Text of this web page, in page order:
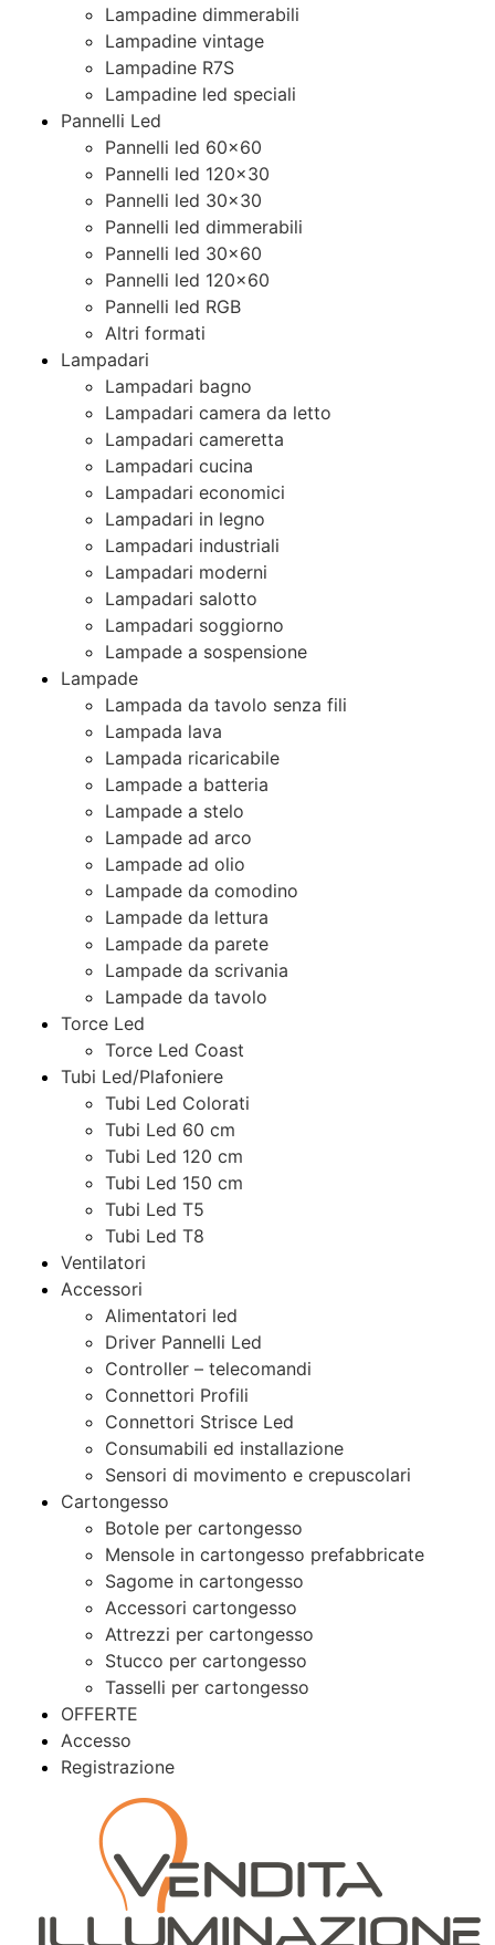
Lampadine dimmerabili
Lampadine vintage
Lampadine R7S
Lampadine led speciali
Pannelli Led
Pannelli led 60×60
Pannelli led 120×30
Pannelli led 30×30
Pannelli led dimmerabili
Pannelli led 30×60
Pannelli led 120×60
Pannelli led RGB
Altri formati
Lampadari
Lampadari bagno
Lampadari camera da letto
Lampadari cameretta
Lampadari cucina
Lampadari economici
Lampadari in legno
Lampadari industriali
Lampadari moderni
Lampadari salotto
Lampadari soggiorno
Lampade a sospensione
Lampade
Lampada da tavolo senza fili
Lampada lava
Lampada ricaricabile
Lampade a batteria
Lampade a stelo
Lampade ad arco
Lampade ad olio
Lampade da comodino
Lampade da lettura
Lampade da parete
Lampade da scrivania
Lampade da tavolo
Torce Led
Torce Led Coast
Tubi Led/Plafoniere
Tubi Led Colorati
Tubi Led 60 cm
Tubi Led 120 cm
Tubi Led 150 cm
Tubi Led T5
Tubi Led T8
Ventilatori
Accessori
Alimentatori led
Driver Pannelli Led
Controller – telecomandi
Connettori Profili
Connettori Strisce Led
Consumabili ed installazione
Sensori di movimento e crepuscolari
Cartongesso
Botole per cartongesso
Mensole in cartongesso prefabbricate
Sagome in cartongesso
Accessori cartongesso
Attrezzi per cartongesso
Stucco per cartongesso
Tasselli per cartongesso
OFFERTE
Accesso
Registrazione